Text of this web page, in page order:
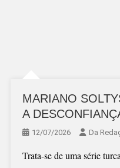
MARIANO
A
12/07/2026 Da
Trata-se de uma série